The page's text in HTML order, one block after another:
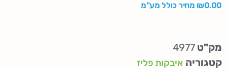
₪0.00 מחיר כולל מע"מ
מק"ט 4977
קטגוריה איבקות פליז